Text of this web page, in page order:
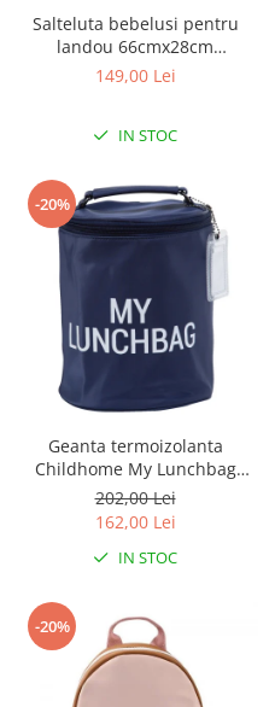
Salteluta bebelusi pentru
landou 66cmx28cm
Clevamama
149,00 Lei
IN STOC
-20%
Geanta termoizolanta
Childhome My Lunchbag
Bleumarin
202,00 Lei
162,00 Lei
IN STOC
-20%